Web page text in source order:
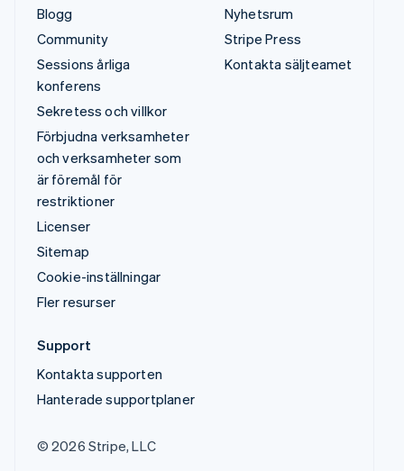
Blogg
Community
Sessions årliga
konferens
Sekretess och villkor
Förbjudna verksamheter
och verksamheter som
är föremål för
restriktioner
Licenser
Sitemap
Cookie-inställningar
Fler resurser
Nyhetsrum
Stripe Press
Kontakta säljteamet
Support
Kontakta supporten
Hanterade supportplaner
© 2026 Stripe, LLC